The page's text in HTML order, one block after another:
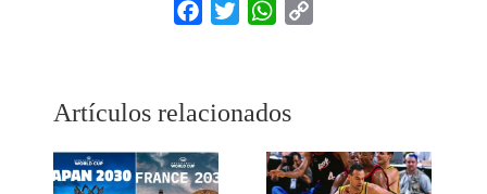
Facebook
Twitter WhatsApp
Artículos relacionados